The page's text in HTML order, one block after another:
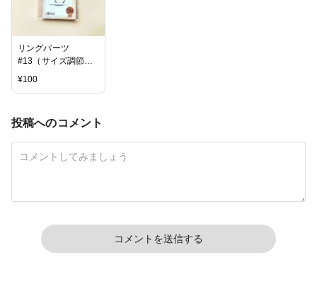
リングパーツ
#13（サイズ調節
可）
¥100
投稿へのコメント
コメントを送信する